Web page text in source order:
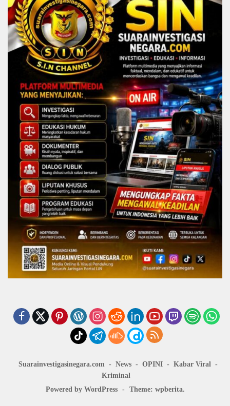
Suarainvestigasinegara.com News OPINI
Kabar Viral
Kriminal
Powered by WordPress
- Theme: wpberita.